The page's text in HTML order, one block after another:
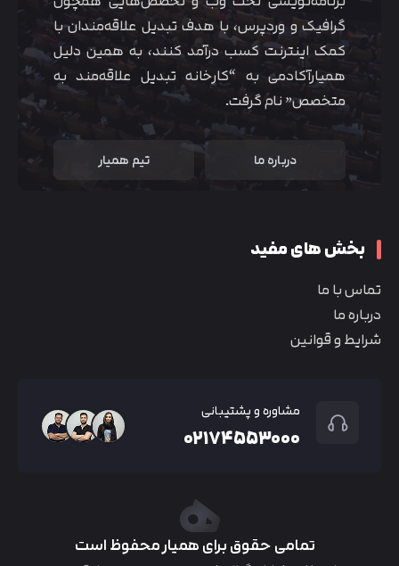
گرافیک و وردپرس، با هدف تبدیل علاقه‌مندان با
کمک اینترنت کسب درآمد کنند، به همین دلیل
همیارآکادمی به “کارخانه تبدیل علاقه‌مند به
متخصص” نام گرفت.
درباره ما تیم همیار
بخش های مفید
تماس با ما
درباره ما
شرایط و قوانین
مشاوره و پشتیبانی
۰۲۱۷۴۵۵۳۰۰۰
تمامی حقوق برای همیار محفوظ است
متوجه شدم